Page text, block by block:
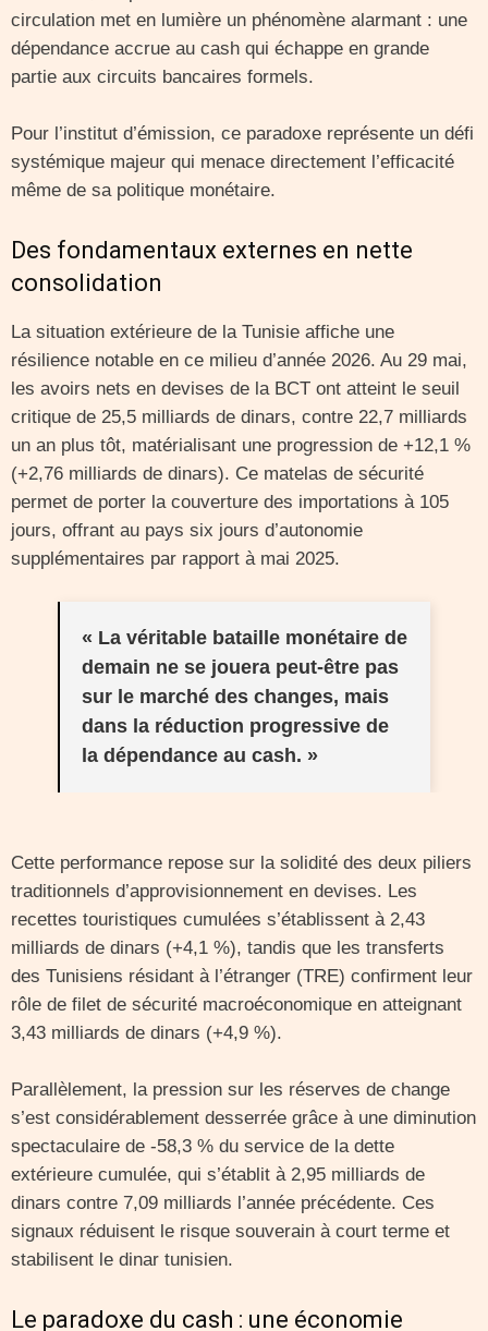
circulation met en lumière un phénomène alarmant : une
dépendance accrue au cash qui échappe en grande
partie aux circuits bancaires formels.
Pour l’institut d’émission, ce paradoxe représente un défi
systémique majeur qui menace directement l’efficacité
même de sa politique monétaire.
Des fondamentaux externes en nette
consolidation
La situation extérieure de la Tunisie affiche une
résilience notable en ce milieu d’année 2026. Au 29 mai,
les avoirs nets en devises de la BCT ont atteint le seuil
critique de 25,5 milliards de dinars, contre 22,7 milliards
un an plus tôt, matérialisant une progression de +12,1 %
(+2,76 milliards de dinars). Ce matelas de sécurité
permet de porter la couverture des importations à 105
jours, offrant au pays six jours d’autonomie
supplémentaires par rapport à mai 2025.
« La véritable bataille monétaire de
demain ne se jouera peut-être pas
sur le marché des changes, mais
dans la réduction progressive de
la dépendance au cash. »
Cette performance repose sur la solidité des deux piliers
traditionnels d’approvisionnement en devises. Les
recettes touristiques cumulées s’établissent à 2,43
milliards de dinars (+4,1 %), tandis que les transferts
des Tunisiens résidant à l’étranger (TRE) confirment leur
rôle de filet de sécurité macroéconomique en atteignant
3,43 milliards de dinars (+4,9 %).
Parallèlement, la pression sur les réserves de change
s’est considérablement desserrée grâce à une diminution
spectaculaire de -58,3 % du service de la dette
extérieure cumulée, qui s’établit à 2,95 milliards de
dinars contre 7,09 milliards l’année précédente. Ces
signaux réduisent le risque souverain à court terme et
stabilisent le dinar tunisien.
Le paradoxe du cash : une économie